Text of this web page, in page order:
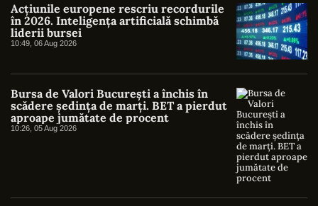
Acțiunile europene rescriu recordurile
în 2026. Inteligența artificială schimbă
liderii bursei
10:49, 06 Aug 2026
Bursa de Valori București a închis în
scădere ședința de marți. BET a pierdut
aproape jumătate de procent
10:26, 05 Aug 2026